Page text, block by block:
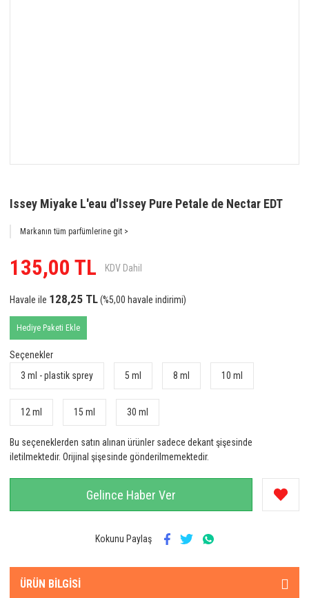
Issey Miyake L'eau d'Issey Pure Petale de Nectar EDT
Markanın tüm parfümlerine git >
135,00 TL KDV Dahil
Havale ile 128,25 TL(%5,00 havale indirimi)
Hediye Paketi Ekle
Seçenekler
3 ml - plastik sprey
5 ml 8 ml 10 ml
12 ml 15 ml 30 ml
Bu seçeneklerden satın alınan ürünler sadece dekant şişesinde
iletilmektedir. Orijinal şişesinde gönderilmemektedir.
Gelince Haber Ver
Kokunu Paylaş
ÜRÜN BILGISI